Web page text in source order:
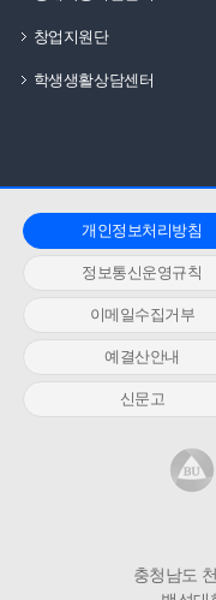
창업지원단
학생생활상담센터
개인정보처리방침
정보통신운영규칙
이메일수집거부
예결산안내
신문고
충청남도